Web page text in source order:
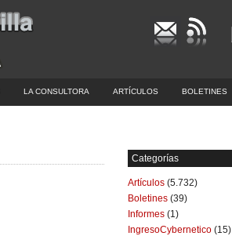
LA CONSULTORA ARTÍCULOS BOLETINES
Categorías
Artículos (5.732)
Boletines (39)
Informes (1)
IngresoCybernetico (15)